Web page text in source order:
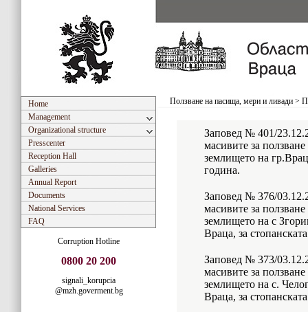
Home
Management
Organizational structure
Presscenter
Reception Hall
Galleries
Annual Report
Documents
National Services
FAQ
Corruption Hotline
0800 20 200
signali_korupcia
@mzh.goverment.bg
Ползване на пасища, мери и ливади >
Заповед № 401/
масивите за
землището на
година.
Заповед № 376/
масивите за
землището на с
Враца, за
Заповед № 373/
масивите за
землището на с.
Враца, за